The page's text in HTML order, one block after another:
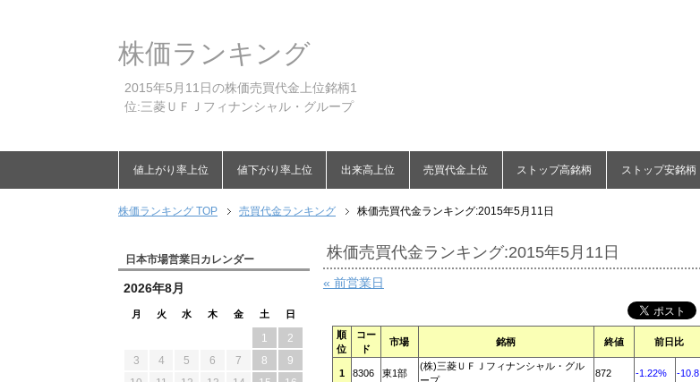
株価ランキング
2015年5月11日の株価売買代金上位銘柄1
位:三菱ＵＦＪフィナンシャル・グループ
値上がり率上位 値下がり率上位 出来高上位 売買代金上位 ストップ高銘柄 ストップ安銘柄
株価ランキング TOP 売買代金ランキング 株価売買代金ランキング:2015年5月11日
株価売買代金ランキング:2015年5月11日
« 前営業日
順
位
コー
ド
市場 銘柄 終値 前日比
1 8306 東1部
(株)三菱ＵＦＪフィナンシャル・グル
872 -1.22% -10.8
日本市場営業日カレンダー
2026年8月
月 火 水 木 金 土 日
1
2
3
4 5 6 7 8
9